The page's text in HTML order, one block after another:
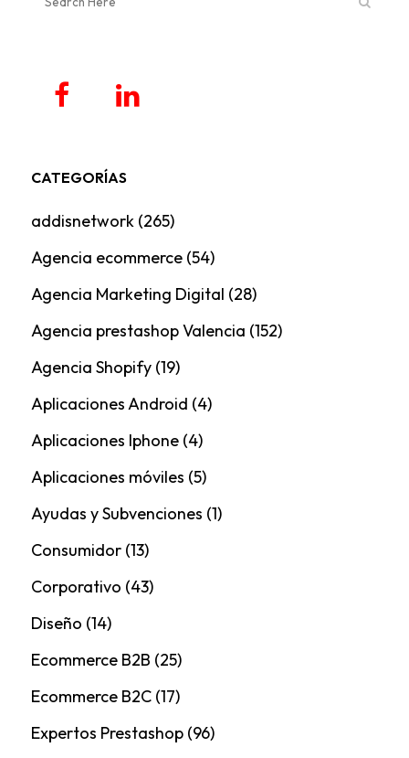
CATEGORÍAS
addisnetwork(265)
Agencia ecommerce(54)
Agencia Marketing Digital (28)
Agencia prestashop Valencia (152)
Agencia Shopify(19)
Aplicaciones Android (4)
Aplicaciones Iphone(4)
Aplicaciones móviles (5)
Ayudas y Subvenciones (1)
Consumidor(13)
Corporativo (43)
Diseño (14)
Ecommerce B2B (25)
Ecommerce B2C(17)
Expertos Prestashop(96)